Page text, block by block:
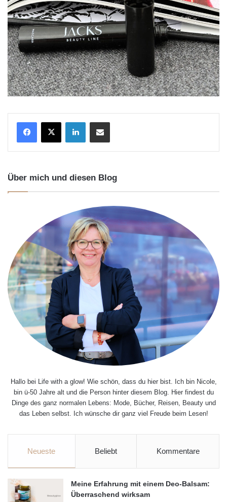
LinkedInTeile per E-Mail
Über mich und diesen Blog
Hallo bei Life with a glow! Wie schön, dass du hier bist. Ich bin Nicole,
bin ü-50 Jahre alt und die Person hinter diesem Blog. Hier findest du
Dinge des ganz normalen Lebens: Mode, Bücher, Reisen, Beauty und
das Leben selbst. Ich wünsche dir ganz viel Freude beim Lesen!
Neueste Beliebt Kommentare
Meine Erfahrung mit einem Deo-Balsam:
Überraschend wirksam